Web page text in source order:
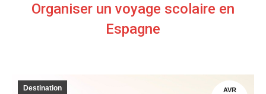
Organiser un voyage scolaire en
Espagne
AVR
Destination